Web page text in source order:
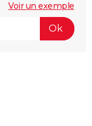
Voir un exemple